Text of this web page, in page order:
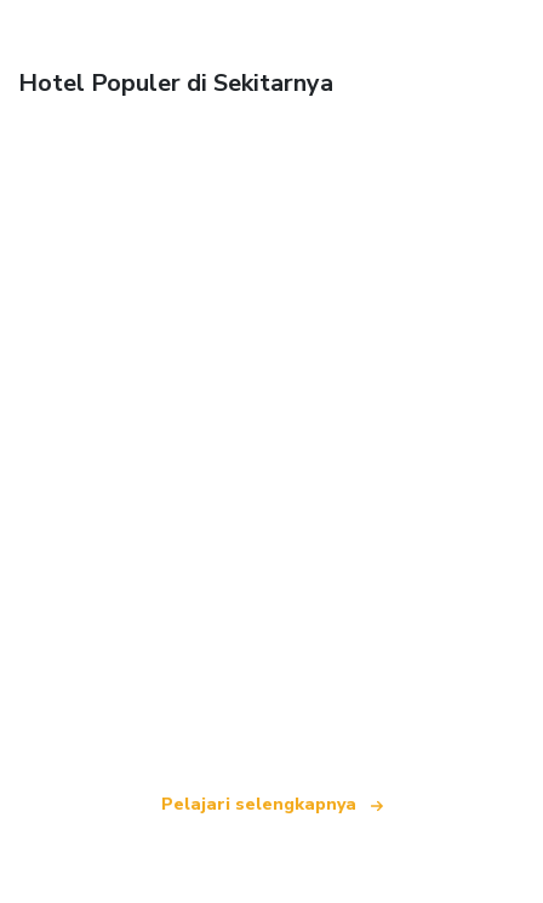
Hotel Populer di Sekitarnya
Pelajari selengkapnya